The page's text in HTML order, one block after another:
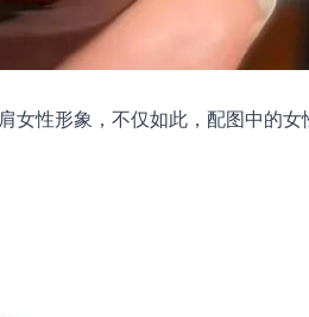
女性形象，不仅如此，配图中的女